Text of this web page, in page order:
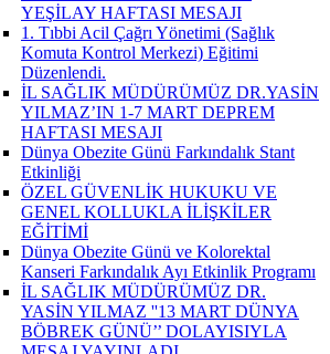
YEŞİLAY HAFTASI MESAJI
1. Tıbbi Acil Çağrı Yönetimi (Sağlık
Komuta Kontrol Merkezi) Eğitimi
Düzenlendi.
İL SAĞLIK MÜDÜRÜMÜZ DR.YASİN
YILMAZ’IN 1-7 MART DEPREM
HAFTASI MESAJI
Dünya Obezite Günü Farkındalık Stant
Etkinliği
ÖZEL GÜVENLİK HUKUKU VE
GENEL KOLLUKLA İLİŞKİLER
EĞİTİMİ
Dünya Obezite Günü ve Kolorektal
Kanseri Farkındalık Ayı Etkinlik Programı
İL SAĞLIK MÜDÜRÜMÜZ DR.
YASİN YILMAZ ''13 MART DÜNYA
BÖBREK GÜNÜ’’ DOLAYISIYLA